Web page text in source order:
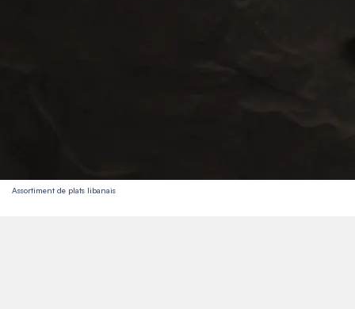
Assortiment de plats libanais